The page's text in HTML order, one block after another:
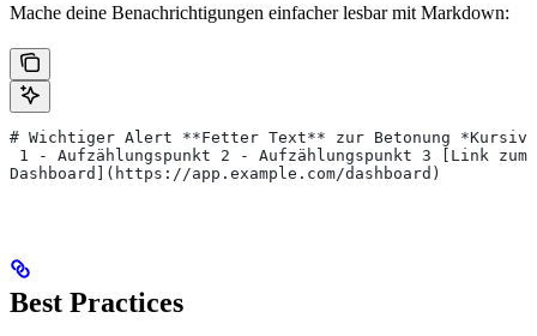
Mache deine Benachrichtigungen einfacher lesbar mit Markdown:
# Wichtiger Alert **Fetter Text** zur Betonung
1 - Aufzählungspunkt 2 - Aufzählungspunkt 3 [Link zum
Dashboard](https://app.example.com/dashboard)
Best Practices